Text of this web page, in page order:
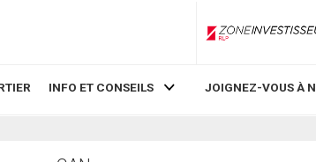
INFO ET CONSEILS JOIGNEZ-VOUS À